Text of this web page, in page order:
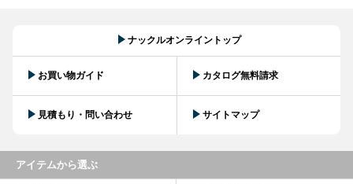
ナックルオンライントップ
お買い物ガイド カタログ無料請求
見積もり・問い合わせ サイトマップ
アイテムから選ぶ